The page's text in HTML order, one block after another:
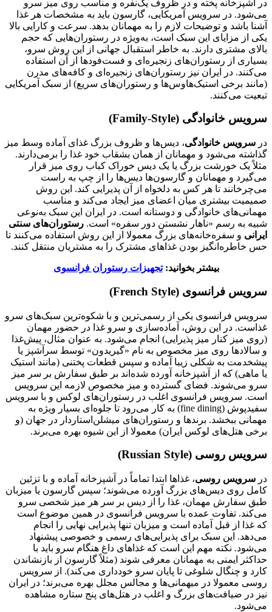
در آشپزخانه پخته و در ظروف یک‌نفره و مناسب روی میز سرو
می‌شود. در سرویس آمریکایی، گارسون باید به مشخصات هر غذا
آشنا باشد و توضیحات لازم را به مهمانان بدهد. سرعت و کارایی بالا
یکی از مزایای این سبک است، به‌ویژه در رستوران‌هایی که حجم
بالای مشتری دارند. به خاطر استقبال جهانی از این روش سرو،
بسیاری از رستوران‌های زنجیره‌ای و فست‌فودها از آن استفاده
می‌کنند. در ایران نیز رستوران‌های زنجیره‌ای و کافه‌های مدرن
(مانند برخی استیک‌هاوس‌ها و رستوران‌های سریع) از سبک آمریکایی
تبعیت می‌کنند.
سرویس خانوادگی (Family-Style)
در سرویس خانوادگی، دیس‌ها و ظروف بزرگ غذای آماده وسط میز
گذاشته می‌شود و مهمانان از همان بشقاب خود غذا را برمی‌دارند.
مثلاً یک خورشت بزرگ یا یک دیس خوراک کباب روی میز قرار
می‌گیرد و مهمانان و گارسون‌ها دیس‌ها را از چپ به راست
می‌چرخانند تا هر کس به دلخواه از آن پذیرایی کند. این روش
صمیمیت بیشتری میان اعضای میز ایجاد می‌کند و مناسب
مهمانی‌های خانوادگی و دوستانه است. در ایران این سبک به‌نوعی
شبیه به رسم «ناهار نشستن دور سفره» است. رستوران‌های سنتی
ایرانی و سفره‌خانه‌های بزرگ معمولا از این روش استفاده می‌کنند تا
حس خاطره‌انگیز بودن غذاهای مشترک را به مشتریان منتقل کنند.
بیشتر بخوانید:تجهیزات رستوران فرانسوی
سرویس فرانسوی (French Style)
سرویس فرانسوی یکی از رسمی‌ترین و با شکوه‌ترین سبک‌های سرو
غذاست. در این روش، آماده‌سازی و سرو غذا در حضور مهمان
(روی میز کنار میز پذیرایی) انجام می‌شود. به عنوان مثال، پیش‌غذا
و سالادها روی میز مخصوص به نام «گیریدون» توسط سرآشپز یا
پیشخدمت به شکلی زیبا آماده و سپس قطعات پختنی (مانند استیک
یا ماهی) که از آشپزخانه آورده شده‌اند بر طبق سفارش بر سر میز
سرو می‌شوند. فضای گسترده و میز مخصوص لازمه این سرویس
است. سرویس فرانسوی اغلب در رستوران‌های لوکس و با سرویس
سفیدپوش (fine dining) به کار می‌رود تا جلوه‌ای بسیار ویژه به
مهمانی ببخشد. برندها و رستوران‌های میشلن‌استار‌دار در جهان (و
برخی هتل‌های لوکس ایران) معمولا از این شیوه بهره می‌برند.
سرویس روسی (Russian Style)
در سرویس روسی، غذاها ابتدا تماماً در آشپزخانه آماده و با تزئین
کامل روی دیس‌های بزرگ آورده می‌شوند؛ سپس گارسون یا میزبان
طبق سفارش مهمان، غذا را از دیس بر سر هر میز شخصی سرو
می‌کند. تفاوت عمده با سرویس فرانسوی در همین موضوع است
که غذا از قبل آماده است و میزبان تنها پذیرایی نهایی را انجام
می‌دهد. این سبک برای پذیرایی‌های رسمی و خصوصی پیشنهاد
می‌شود. نکته مهم این است که غذاهای داغ هنگام سرو باید با
حداکثر ایمنی به مهمانان معرفی شوند (مثلاً گارسون از بازنشاندن
کارد و چنگال شلوغی تا پایان سرو خودداری می‌کند). از سرویس
روسی معمولا در میهمانی‌ها و مجالس مجلل بهره می‌برند؛ در ایران
نیز در ضیافت‌های بزرگ و اغلب در هتل‌های پنج ستاره مشاهده
می‌شود.